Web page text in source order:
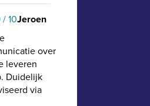
/ 10Jeroen
over
leveren
Duidelijk
via